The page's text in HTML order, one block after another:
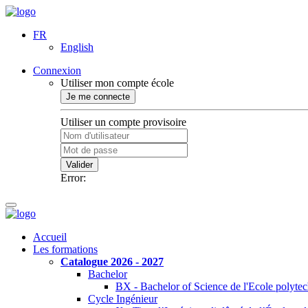
FR
English
Connexion
Utiliser mon compte école
Je me connecte
Utiliser un compte provisoire
Valider
Error:
Accueil
Les formations
Catalogue 2026 - 2027
Bachelor
BX - Bachelor of Science de l'Ecole
Cycle Ingénieur